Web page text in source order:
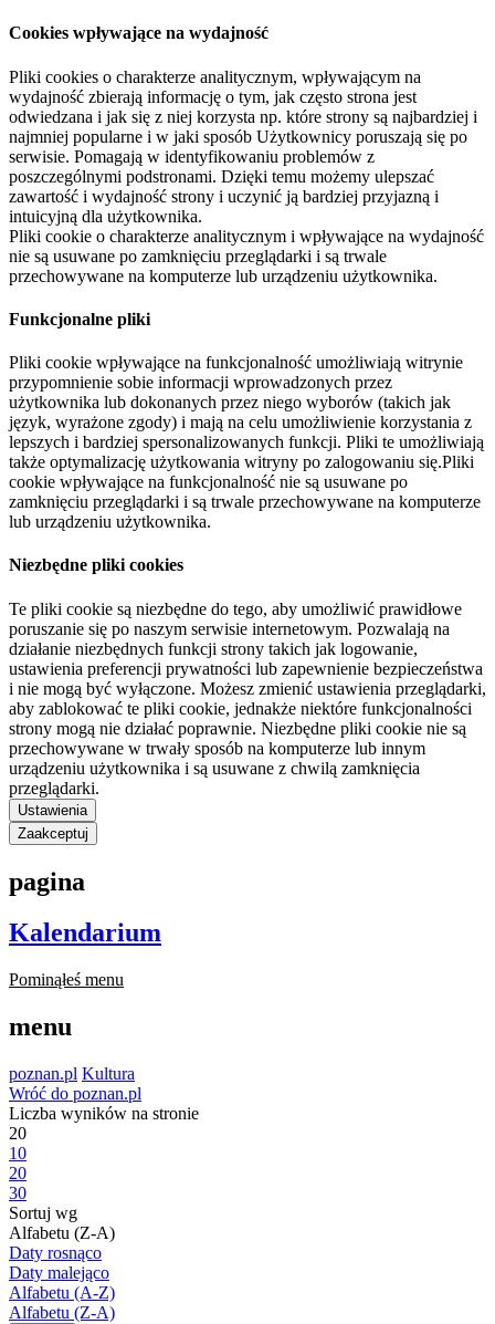
Cookies wpływające na wydajność
Pliki cookies o charakterze analitycznym, wpływającym na
wydajność zbierają informację o tym, jak często strona jest
odwiedzana i jak się z niej korzysta np. które strony są najbardziej i
najmniej popularne i w jaki sposób Użytkownicy poruszają się po
serwisie. Pomagają w identyfikowaniu problemów z
poszczególnymi podstronami. Dzięki temu możemy ulepszać
zawartość i wydajność strony i uczynić ją bardziej przyjazną i
intuicyjną dla użytkownika.
Pliki cookie o charakterze analitycznym i wpływające na wydajność
nie są usuwane po zamknięciu przeglądarki i są trwale
przechowywane na komputerze lub urządzeniu użytkownika.
Funkcjonalne pliki
Pliki cookie wpływające na funkcjonalność umożliwiają witrynie
przypomnienie sobie informacji wprowadzonych przez
użytkownika lub dokonanych przez niego wyborów (takich jak
język, wyrażone zgody) i mają na celu umożliwienie korzystania z
lepszych i bardziej spersonalizowanych funkcji. Pliki te umożliwiają
także optymalizację użytkowania witryny po zalogowaniu się.Pliki
cookie wpływające na funkcjonalność nie są usuwane po
zamknięciu przeglądarki i są trwale przechowywane na komputerze
lub urządzeniu użytkownika.
Niezbędne pliki cookies
Te pliki cookie są niezbędne do tego, aby umożliwić prawidłowe
poruszanie się po naszym serwisie internetowym. Pozwalają na
działanie niezbędnych funkcji strony takich jak logowanie,
ustawienia preferencji prywatności lub zapewnienie bezpieczeństwa
i nie mogą być wyłączone. Możesz zmienić ustawienia przeglądarki,
aby zablokować te pliki cookie, jednakże niektóre funkcjonalności
strony mogą nie działać poprawnie. Niezbędne pliki cookie nie są
przechowywane w trwały sposób na komputerze lub innym
urządzeniu użytkownika i są usuwane z chwilą zamknięcia
przeglądarki.
Ustawienia
Zaakceptuj
pagina
Kalendarium
Pominąłeś menu
menu
poznan.pl Kultura
Wróć do poznan.pl
Liczba wyników na stronie
20
10
20
30
Sortuj wg
Alfabetu (Z-A)
Daty rosnąco
Daty malejąco
Alfabetu (A-Z)
Alfabetu (Z-A)